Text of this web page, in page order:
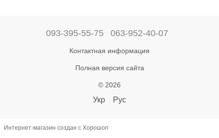
093-395-55-75 063-952-40-07
Контактная информация
Полная версия сайта
© 2026
Укр Рус
Интернет-магазин создан с Хорошоп